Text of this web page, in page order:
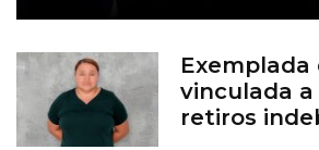
Exemplada
vinculada
retiros